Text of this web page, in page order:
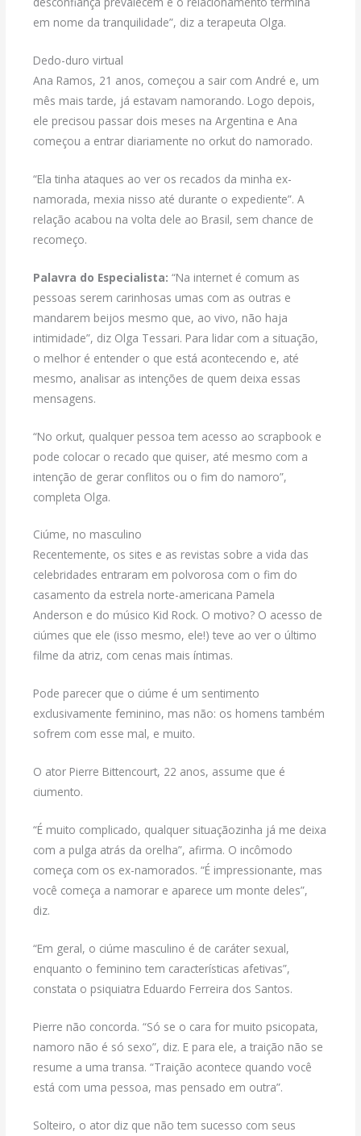
em nome da tranquilidade”, diz a terapeuta Olga.
Dedo-duro virtual
Ana Ramos, 21 anos, começou a sair com André e, um
mês mais tarde, já estavam namorando. Logo depois,
ele precisou passar dois meses na Argentina e Ana
começou a entrar diariamente no orkut do namorado.
“Ela tinha ataques ao ver os recados da minha ex-
namorada, mexia nisso até durante o expediente”. A
relação acabou na volta dele ao Brasil, sem chance de
recomeço.
Palavra do Especialista: “Na internet é comum as
pessoas serem carinhosas umas com as outras e
mandarem beijos mesmo que, ao vivo, não haja
intimidade”, diz Olga Tessari. Para lidar com a situação,
o melhor é entender o que está acontecendo e, até
mesmo, analisar as intenções de quem deixa essas
mensagens.
“No orkut, qualquer pessoa tem acesso ao scrapbook e
pode colocar o recado que quiser, até mesmo com a
intenção de gerar conflitos ou o fim do namoro”,
completa Olga.
Ciúme, no masculino
Recentemente, os sites e as revistas sobre a vida das
celebridades entraram em polvorosa com o fim do
casamento da estrela norte-americana Pamela
Anderson e do músico Kid Rock. O motivo? O acesso de
ciúmes que ele (isso mesmo, ele!) teve ao ver o último
filme da atriz, com cenas mais íntimas.
Pode parecer que o ciúme é um sentimento
exclusivamente feminino, mas não: os homens também
sofrem com esse mal, e muito.
O ator Pierre Bittencourt, 22 anos, assume que é
ciumento.
“É muito complicado, qualquer situaçãozinha já me deixa
com a pulga atrás da orelha”, afirma. O incômodo
começa com os ex-namorados. “É impressionante, mas
você começa a namorar e aparece um monte deles”,
diz.
“Em geral, o ciúme masculino é de caráter sexual,
enquanto o feminino tem características afetivas”,
constata o psiquiatra Eduardo Ferreira dos Santos.
Pierre não concorda. “Só se o cara for muito psicopata,
namoro não é só sexo”, diz. E para ele, a traição não se
resume a uma transa. “Traição acontece quando você
está com uma pessoa, mas pensado em outra”.
Solteiro, o ator diz que não tem sucesso com seus